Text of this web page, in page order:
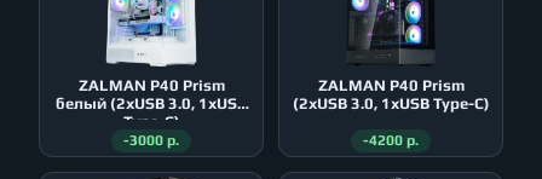
ZALMAN P40 Prism
белый (2xUSB 3.0, 1xUSB
Type-C)
-3000 р.
ZALMAN P40 Prism
(2xUSB 3.0, 1xUSB Type-C)
-4200 р.